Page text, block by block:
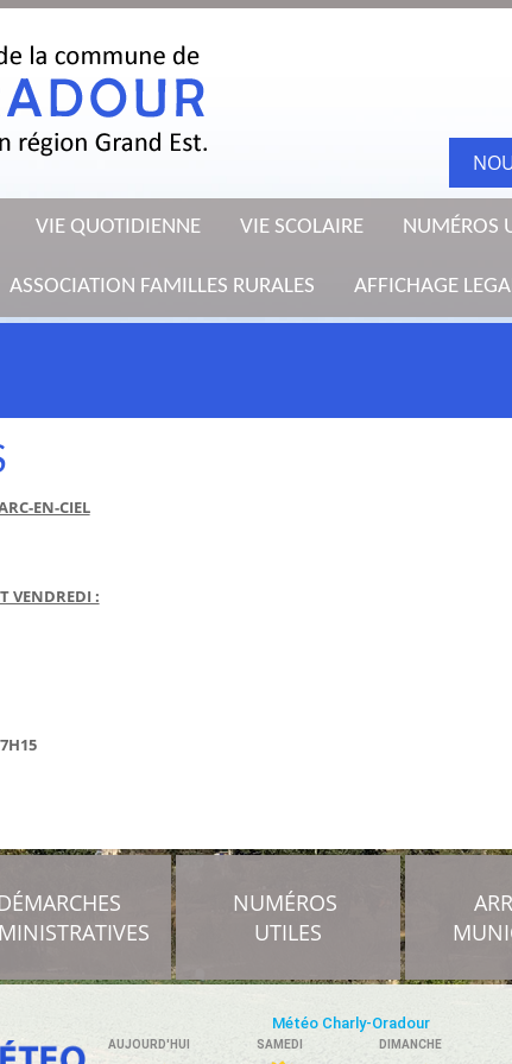
VIE QUOTIDIENNE VIE SCOLAIRE NUMÉROS
ASSOCIATION FAMILLES RURALES AFFICHAGE
EN-CIEL
VENDREDI :
NUMÉROS
UTILES